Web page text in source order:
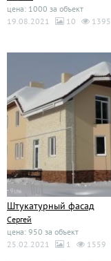
цена: 1000 за объект
19.08.2021
10 1395
Штукатурный фасад
Сергей
цена: 950 за объект
25.02.2021
1 1559